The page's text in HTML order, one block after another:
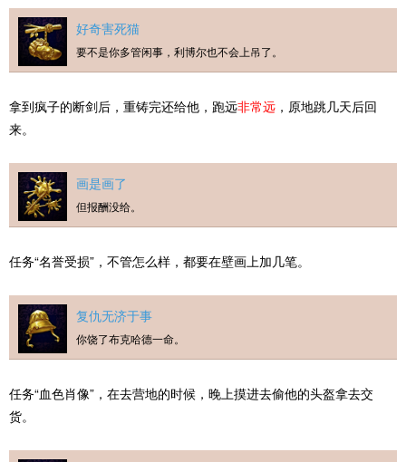
好奇害死猫
要不是你多管闲事，利博尔也不会上吊了。
拿到疯子的断剑后，重铸完还给他，跑远非常远 ，原地跳几天后回
来。
画是画了
但报酬没给。
任务“名誉受损”，不管怎么样，都要在壁画上加几笔。
复仇无济于事
你饶了布克哈德一命。
任务“血色肖像”，在去营地的时候，晚上摸进去偷他的头盔拿去交
货。